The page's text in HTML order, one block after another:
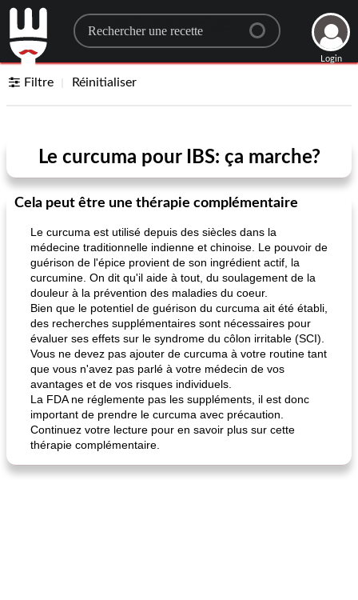
Search for a recipe
Login
Filtre Réinitialiser
Le curcuma pour IBS: ça marche?
Cela peut être une thérapie complémentaire
Le curcuma est utilisé depuis des siècles dans la
médecine traditionnelle indienne et chinoise. Le pouvoir de
guérison de l'épice provient de son ingrédient actif, la
curcumine. On dit qu'il aide à tout, du soulagement de la
douleur à la prévention des maladies du coeur.
Bien que le potentiel de guérison du curcuma ait été établi,
des recherches supplémentaires sont nécessaires pour
évaluer ses effets sur le syndrome du côlon irritable (SCI).
Vous ne devez pas ajouter de curcuma à votre routine tant
que vous n'avez pas parlé à votre médecin de vos
avantages et de vos risques individuels.
La FDA ne réglemente pas les suppléments, il est donc
important de prendre le curcuma avec précaution.
Continuez votre lecture pour en savoir plus sur cette
thérapie complémentaire.